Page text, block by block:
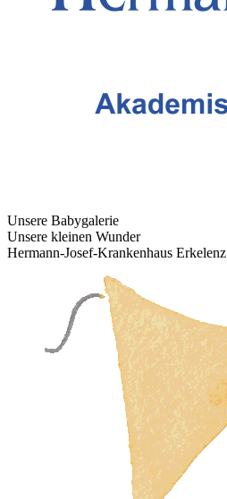
Unsere Babygalerie
Unsere kleinen Wunder
Hermann-Josef-Krankenhaus Erkelenz